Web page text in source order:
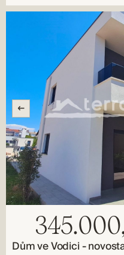
Dům ve Vodici -